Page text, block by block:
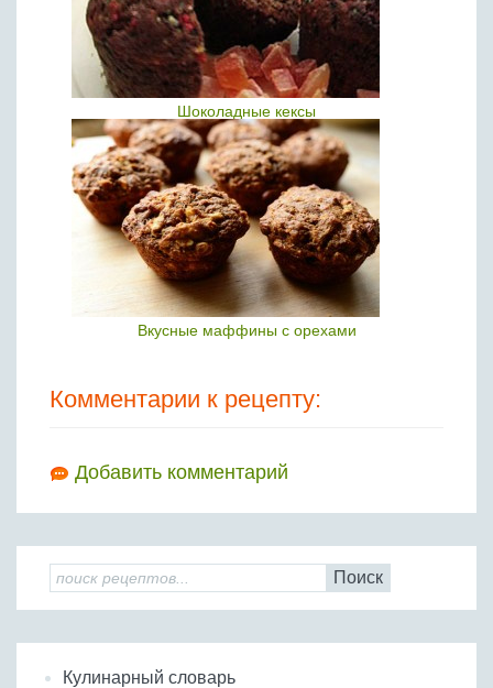
Шоколадные кексы
Вкусные маффины с орехами
Комментарии к рецепту:
Добавить комментарий
Поиск
Кулинарный словарь